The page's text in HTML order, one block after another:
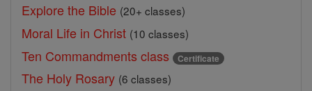
Explore the Bible (20+ classes)
Moral Life in Christ (10 classes)
Ten Commandments class Certificate
The Holy Rosary (6 classes)